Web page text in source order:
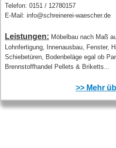
Telefon: 0151 / 12780157
E-Mail: info@schreinerei-waescher.de
Leistungen: Möbelbau nach Maß
Lohnfertigung, Innenausbau, Fenster,
Schiebetüren, Bodenbeläge egal ob
Brennstoffhandel Pellets & Briketts...
>> Mehr